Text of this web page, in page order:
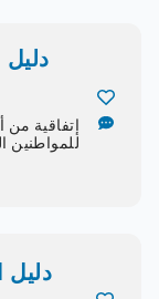
إتفاقية من
للمواطنين
دليل